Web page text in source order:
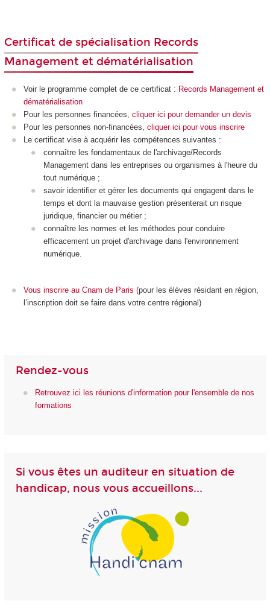
Certificat de spécialisation Records
Management et dématérialisation
Voir le programme complet de ce certificat : Records Management et
dématérialisation
Pour les personnes financées, cliquer ici pour demander un devis
Pour les personnes non-financées, cliquer ici pour vous inscrire
Le certificat vise à acquérir les compétences suivantes :
connaître les fondamentaux de l'archivage/Records
Management dans les entreprises ou organismes à l'heure du
tout numérique ;
savoir identifier et gérer les documents qui engagent dans le
temps et dont la mauvaise gestion présenterait un risque
juridique, financier ou métier ;
connaître les normes et les méthodes pour conduire
efficacement un projet d'archivage dans l'environnement
numérique.
Vous inscrire au Cnam de Paris (pour les élèves résidant en région,
l’inscription doit se faire dans votre centre régional)
Rendez-vous
Retrouvez ici les réunions d'information pour l'ensemble de nos
formations
Si vous êtes un auditeur en situation de
handicap, nous vous accueillons...